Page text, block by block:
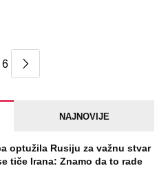
6
NAJNOVIJE
optužila Rusiju za važnu stvar
tiče Irana: Znamo da to rade